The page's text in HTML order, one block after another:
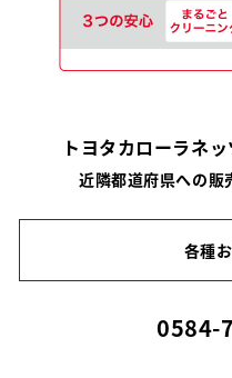
トヨタカローラネ
近隣都道府県への販
各種
0584-